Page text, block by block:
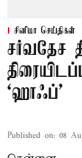
சினிமா செய்திகள்
சர்வதேச
‘ஹாஃப்’
Published on: 08